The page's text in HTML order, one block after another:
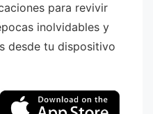
para revivir
inolvidables y
desde tu dispositivo